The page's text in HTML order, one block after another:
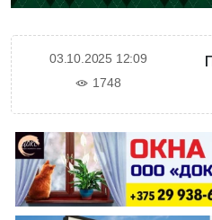
03.10.2025 12:09
1748